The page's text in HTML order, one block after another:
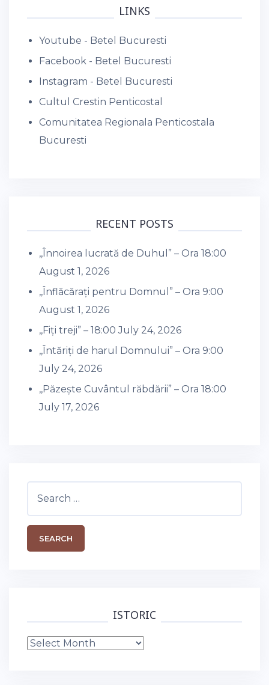
LINKS
Youtube - Betel Bucuresti
Facebook - Betel Bucuresti
Instagram - Betel Bucuresti
Cultul Crestin Penticostal
Comunitatea Regionala Penticostala
Bucuresti
RECENT POSTS
,,Înnoirea lucrată de Duhul” – Ora 18:00
August 1, 2026
,,Înflăcărați pentru Domnul” – Ora 9:00
August 1, 2026
,,Fiți treji” – 18:00 July 24, 2026
,,Întăriți de harul Domnului” – Ora 9:00
July 24, 2026
,,Păzește Cuvântul răbdării” – Ora 18:00
July 17, 2026
ISTORIC
Istoric